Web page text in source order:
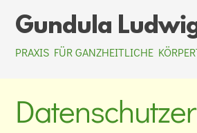
content
Gundula
PRAXIS FÜR GANZHEITLICHE